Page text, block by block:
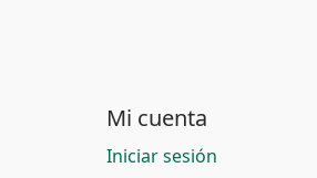
Mi cuenta
Iniciar sesión